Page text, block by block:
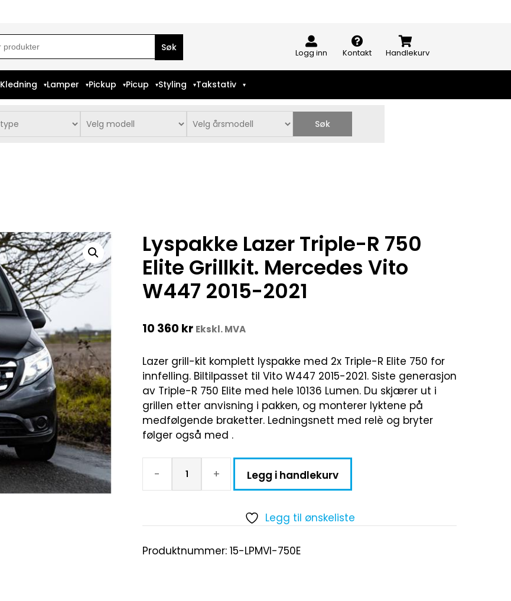
Logg inn Kontakt Handlekurv
Kledning Lamper Pickup Picup Styling Takstativ
Søk
Lyspakke Lazer Triple-R 750
Elite Grillkit. Mercedes Vito
W447 2015-2021
10 360 kr Ekskl. MVA
Lazer grill-kit komplett lyspakke med 2x Triple-R Elite 750 for
innfelling. Biltilpasset til Vito W447 2015-2021. Siste generasjon
av Triple-R 750 Elite med hele 10136 Lumen. Du skjærer ut i
grillen etter anvisning i pakken, og monterer lyktene på
medfølgende braketter. Ledningsnett med relè og bryter
følger også med .
- + Legg i handlekurv
Legg til ønskeliste
Produktnummer: 15-LPMVI-750E